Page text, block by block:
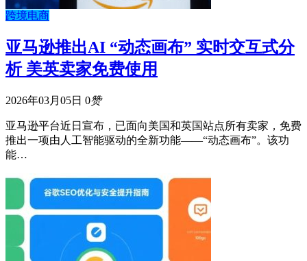
跨境电商
亚马逊推出AI “动态画布” 实时交互式分
析 美英卖家免费使用
2026年03月05日 0赞
亚马逊平台近日宣布，已面向美国和英国站点所有卖家，免费
推出一项由人工智能驱动的全新功能——“动态画布”。该功
能…